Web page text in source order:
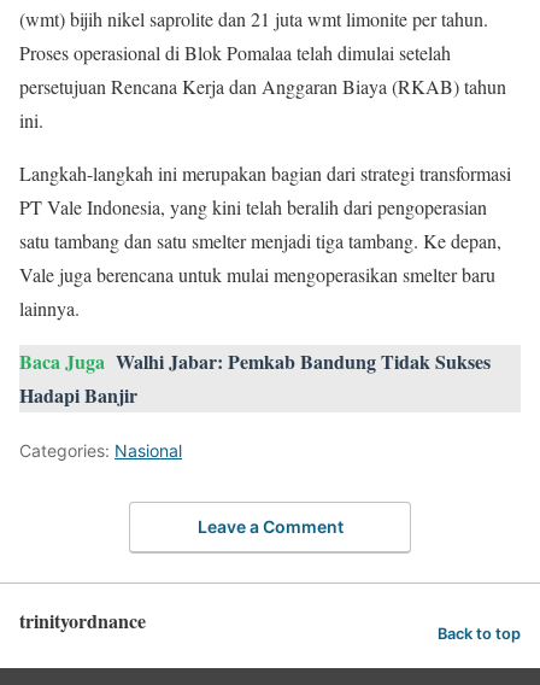
(wmt) bijih nikel saprolite dan 21 juta wmt limonite per tahun.
Proses operasional di Blok Pomalaa telah dimulai setelah
persetujuan Rencana Kerja dan Anggaran Biaya (RKAB) tahun
ini.
Langkah-langkah ini merupakan bagian dari strategi transformasi
PT Vale Indonesia, yang kini telah beralih dari pengoperasian
satu tambang dan satu smelter menjadi tiga tambang. Ke depan,
Vale juga berencana untuk mulai mengoperasikan smelter baru
lainnya.
Baca Juga Walhi Jabar: Pemkab Bandung Tidak Sukses
Hadapi Banjir
Categories: Nasional
Leave a Comment
trinityordnance Back to top